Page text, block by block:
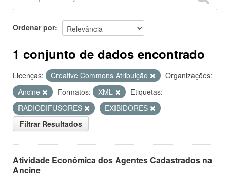
SOBRE
Ordenar por
1 conjunto de dados encontrado
Licenças: Creative Commons Atribuição
Organizações:
Ancine
Formatos: XML
Etiquetas:
RADIODIFUSORES
EXIBIDORES
Filtrar Resultados
Atividade Econômica dos Agentes Cadastrados na
Ancine